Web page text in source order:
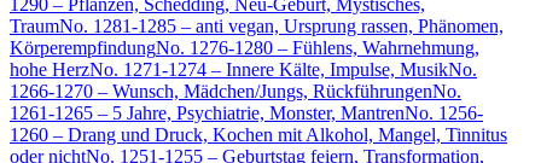
1290 – Pflanzen, Schedding, Neu-Geburt, Mystisches,
TraumNo. 1281-1285 – anti vegan, Ursprung rassen, Phänomen,
KörperempfindungNo. 1276-1280 – Fühlens, Wahrnehmung,
hohe HerzNo. 1271-1274 – Innere Kälte, Impulse, MusikNo.
1266-1270 – Wunsch, Mädchen/Jungs, RückführungenNo.
1261-1265 – 5 Jahre, Psychiatrie, Monster, MantrenNo. 1256-
1260 – Drang und Druck, Kochen mit Alkohol, Mangel, Tinnitus
oder nichtNo. 1251-1255 – Geburtstag feiern, Transformation,